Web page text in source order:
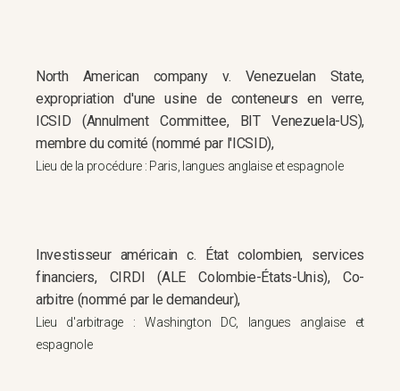
North American company v. Venezuelan State,
expropriation d'une usine de conteneurs en verre,
ICSID (Annulment Committee, BIT Venezuela-US),
membre du comité (nommé par l'ICSID),
Lieu de la procédure : Paris, langues anglaise et espagnole
Investisseur américain c. État colombien, services
financiers, CIRDI (ALE Colombie-États-Unis), Co-
arbitre (nommé par le demandeur),
Lieu d'arbitrage : Washington DC, langues anglaise et
espagnole